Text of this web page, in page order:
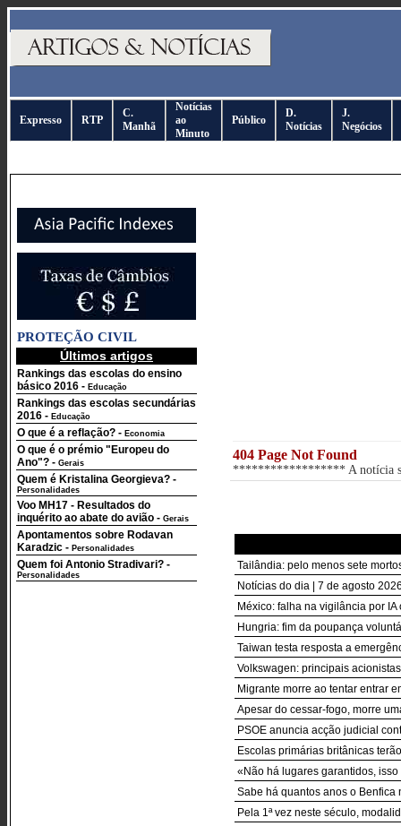
Expresso RTP
C.
Manhã
Notícias
ao
Minuto
Público
D.
Notícias
J.
Negócios
PROTEÇÃO CIVIL
Últimos artigos
Rankings das escolas do ensino
básico 2016 - Educação
Rankings das escolas secundárias
2016 - Educação
O que é a reflação? - Economia
O que é o prémio "Europeu do
Ano"? - Gerais
Quem é Kristalina Georgieva? -
Personalidades
Voo MH17 - Resultados do
inquérito ao abate do avião - Gerais
Apontamentos sobre Rodavan
Karadzic - Personalidades
Quem foi Antonio Stradivari? -
Personalidades
404 Page Not Found
****************** A notícia
Tailândia: pelo menos sete
Notícias do dia | 7 de agosto
México: falha na vigilância por
Hungria: fim da poupança
Taiwan testa resposta a
Volkswagen: principais
Migrante morre ao tentar entrar
Apesar do cessar-fogo, morre
PSOE anuncia acção judicial
Escolas primárias britânicas
«Não há lugares garantidos,
Sabe há quantos anos o Benfica
Pela 1ª vez neste século,